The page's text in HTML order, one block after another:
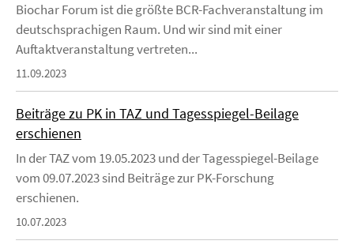
Biochar Forum ist die größte BCR-Fachveranstaltung im
deutschsprachigen Raum. Und wir sind mit einer
Auftaktveranstaltung vertreten...
11.09.2023
Beiträge zu PK in TAZ und Tagesspiegel-Beilage
erschienen
In der TAZ vom 19.05.2023 und der Tagesspiegel-Beilage
vom 09.07.2023 sind Beiträge zur PK-Forschung
erschienen.
10.07.2023